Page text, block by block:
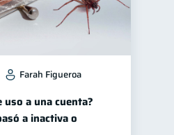
Farah Figueroa
uso a una cuenta?
a inactiva o